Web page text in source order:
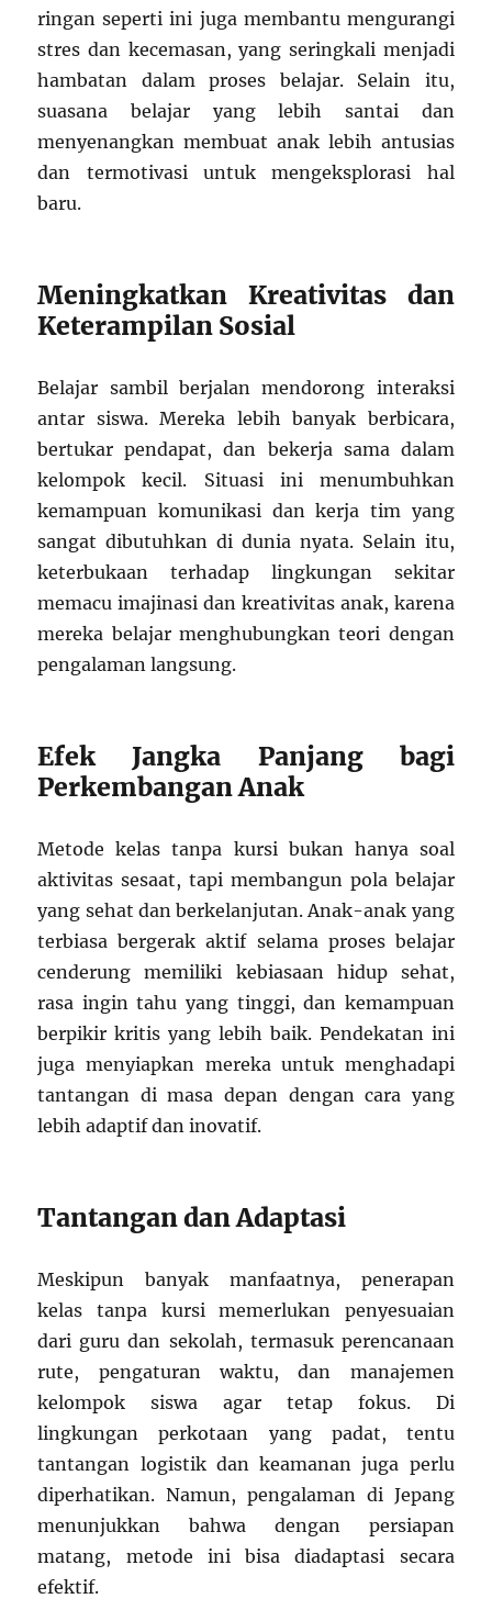
ringan seperti ini juga membantu mengurangi
stres dan kecemasan, yang seringkali menjadi
hambatan dalam proses belajar. Selain itu,
suasana belajar yang lebih santai dan
menyenangkan membuat anak lebih antusias
dan termotivasi untuk mengeksplorasi hal
baru.
Meningkatkan Kreativitas dan
Keterampilan Sosial
Belajar sambil berjalan mendorong interaksi
antar siswa. Mereka lebih banyak berbicara,
bertukar pendapat, dan bekerja sama dalam
kelompok kecil. Situasi ini menumbuhkan
kemampuan komunikasi dan kerja tim yang
sangat dibutuhkan di dunia nyata. Selain itu,
keterbukaan terhadap lingkungan sekitar
memacu imajinasi dan kreativitas anak, karena
mereka belajar menghubungkan teori dengan
pengalaman langsung.
Efek Jangka Panjang bagi
Perkembangan Anak
Metode kelas tanpa kursi bukan hanya soal
aktivitas sesaat, tapi membangun pola belajar
yang sehat dan berkelanjutan. Anak-anak yang
terbiasa bergerak aktif selama proses belajar
cenderung memiliki kebiasaan hidup sehat,
rasa ingin tahu yang tinggi, dan kemampuan
berpikir kritis yang lebih baik. Pendekatan ini
juga menyiapkan mereka untuk menghadapi
tantangan di masa depan dengan cara yang
lebih adaptif dan inovatif.
Tantangan dan Adaptasi
Meskipun banyak manfaatnya, penerapan
kelas tanpa kursi memerlukan penyesuaian
dari guru dan sekolah, termasuk perencanaan
rute, pengaturan waktu, dan manajemen
kelompok siswa agar tetap fokus. Di
lingkungan perkotaan yang padat, tentu
tantangan logistik dan keamanan juga perlu
diperhatikan. Namun, pengalaman di Jepang
menunjukkan bahwa dengan persiapan
matang, metode ini bisa diadaptasi secara
efektif.